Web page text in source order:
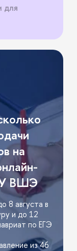
для
на
ВШЭ
8 августа в
и до 12
по ЕГЭ
из 46